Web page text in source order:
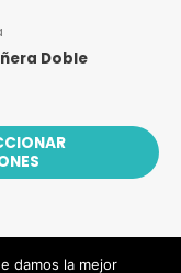
Doble
Las
damos la mejor